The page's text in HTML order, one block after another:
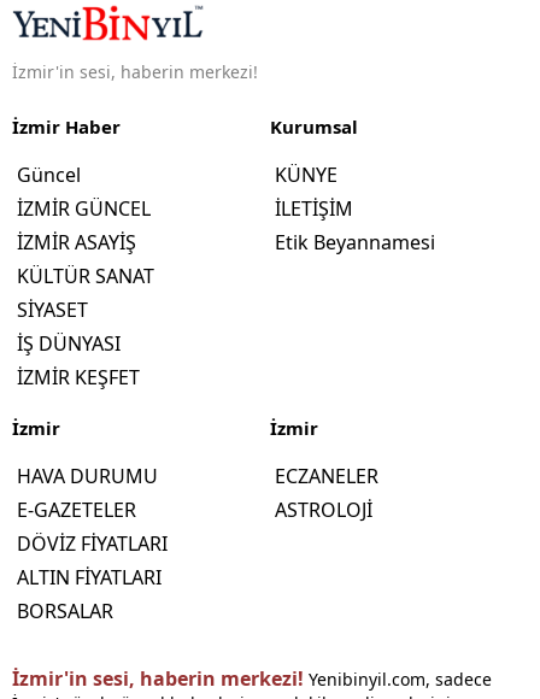
İzmir'in sesi, haberin merkezi!
İzmir Haber
Güncel
İZMİR GÜNCEL
İZMİR ASAYİŞ
KÜLTÜR SANAT
SİYASET
İŞ DÜNYASI
İZMİR KEŞFET
Kurumsal
KÜNYE
İLETİŞİM
Etik Beyannamesi
İzmir
HAVA DURUMU
E-GAZETELER
DÖVİZ FİYATLARI
ALTIN FİYATLARI
BORSALAR
İzmir
ECZANELER
ASTROLOJİ
İzmir'in sesi, haberin merkezi! Yenibinyil.com, sadece